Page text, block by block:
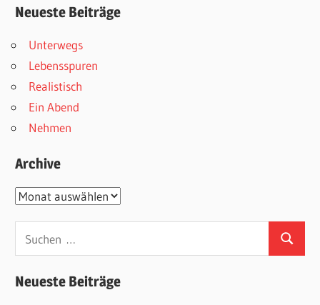
Neueste Beiträge
Unterwegs
Lebensspuren
Realistisch
Ein Abend
Nehmen
Archive
Archive
nach:
Suchen
Neueste Beiträge